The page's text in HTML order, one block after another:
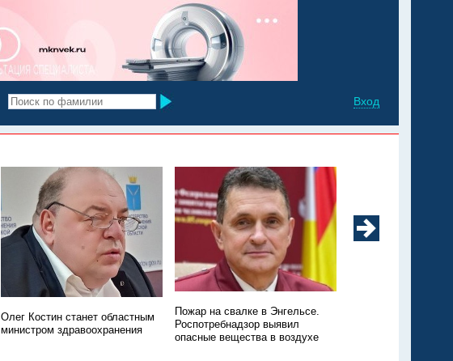
Вход
Олег Костин станет областным
министром здравоохранения
Пожар на свалке в Энгельсе.
Роспотребнадзор выявил
опасные вещества в воздухе